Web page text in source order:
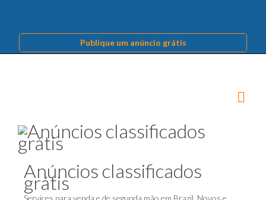
Publique um anúncio grátis
Anúncios classificados
grátis
Services para venda e de segunda mão em Brazil. Novos e